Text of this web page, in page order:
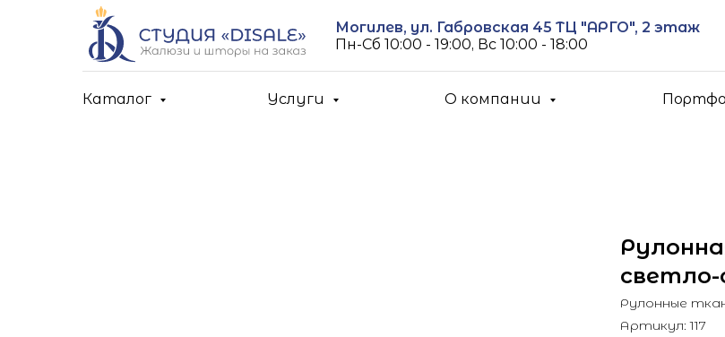
Могилев, ул. Габровская 45 ТЦ "АРГО", 2 этаж
Пн-Cб 10:00 - 19:00, Вс 10:00 - 18:00
Каталог Услуги О компании
светло-
Рулонные
Артикул:117